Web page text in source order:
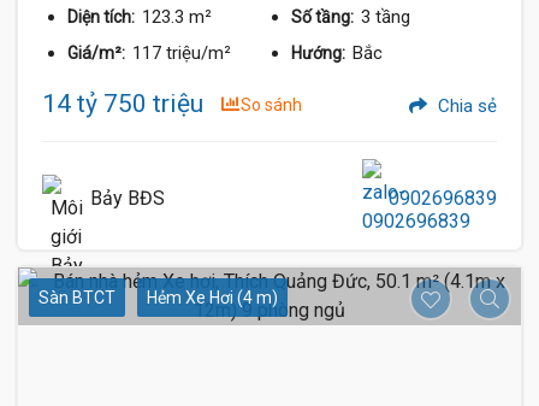
Diện tích: 123.3 m² Số tầng: 3 tầng
Giá/m²: 117 triệu/m² Hướng: Bắc
14 tỷ 750 triệu So sánh Chia sẻ
Bảy BĐS 0902696839
Sàn BTCT Hẻm Xe Hơi (4 m)